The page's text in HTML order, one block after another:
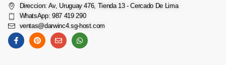
Direccion: Av, Uruguay 476, Tienda 13 - Cercado De Lima
WhatsApp: 987 419 290
ventas@darwinc4.sg-host.com